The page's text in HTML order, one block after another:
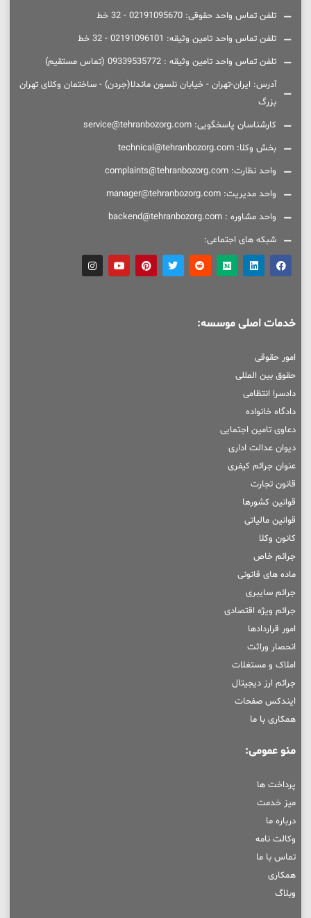
تلفن تماس واحد حقوقی: 02191095670 - 32 خط
تلفن تماس واحد تامین وثیقه: 02191096101 - 32 خط
تلفن تماس واحد تامین وثیقه : 09339535772 (تماس مستقیم)
آدرس: ایران-تهران - خیابان نلسون ماندلا(جردن) - ساختمان وکلای تهران
بزرگ
کارشناسان پاسخگویی: service@tehranbozorg.com
بخش وکلا: technical@tehranbozorg.com
واحد نظارت: complaints@tehranbozorg.com
واحد مدیریت: manager@tehranbozorg.com
واحد مشاوره : backend@tehranbozorg.com
شبکه های اجتماعی:
خدمات اصلی موسسه:
امور حقوقی
حقوق بین المللی
دادسرا انتظامی
دادگاه خانواده
دعاوی تامین اجتمایی
دیوان عدالت اداری
عنوان جرائم کیفری
قانون تجارت
قوانین کشورها
قوانین مالیاتی
کانون وکلا
جرائم خاص
ماده های قانونی
جرائم سایبری
جرائم ویژه اقتصادی
امور قراردادها
انحصار وراثت
املاک و مستغلات
جرائم ارز دیجیتال
ایندکس صفحات
همکاری با ما
منو عمومی:
پرداخت ها
میز خدمت
درباره ما
وکالت نامه
تماس با ما
همکاری
وبلاگ